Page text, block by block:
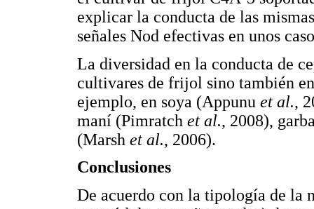
explicar la conducta de las
señales Nod efectivas en unos
La diversidad en la conducta de
cultivares de frijol sino también
ejemplo, en soya (Appunu et al.,
maní (Pimratch et al., 2008),
(Marsh et al., 2006).
Conclusiones
De acuerdo con la tipología de la